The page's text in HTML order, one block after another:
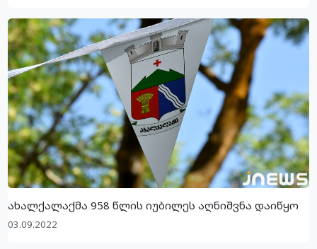
ახალქალაქმა 958 წლის იუბილეს აღნიშვნა დაიწყო
03.09.2022